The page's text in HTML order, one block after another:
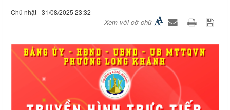
Chủ nhật - 31/08/2025 23:32
Xem với cỡ chữ